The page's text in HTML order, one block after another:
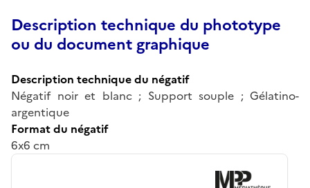
Description technique du phototype
ou du document graphique
Description technique du négatif
Négatif noir et blanc ; Support souple ; Gélatino-
argentique
Format du négatif
6x6 cm